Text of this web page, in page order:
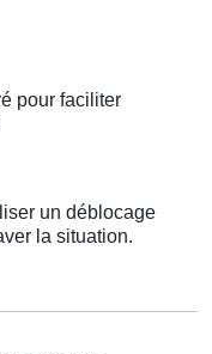
pour faciliter
un déblocage
la situation.